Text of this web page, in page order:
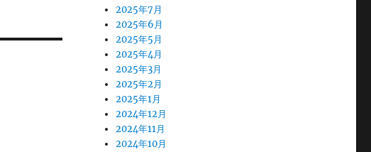
2025年7月
2025年6月
2025年5月
2025年4月
2025年3月
2025年2月
2025年1月
2024年12月
2024年11月
2024年10月